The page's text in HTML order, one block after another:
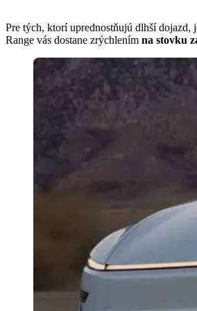
Pre tých, ktorí uprednostňujú dlhší dojazd,
Range vás dostane zrýchlením na stovku